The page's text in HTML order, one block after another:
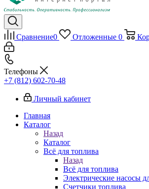
Сравнение0 Отложенные 0
Телефоны
+7 (812) 602-70-48
Личный кабинет
Главная
Каталог
Назад
Каталог
Всё для топлива
Назад
Всё для топлива
Электрические насосы
Счетчики топлива